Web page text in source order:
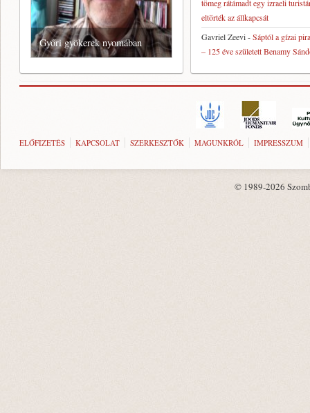
Győri gyökerek nyomában
tömeg rátámadt egy izraeli
eltörték az állkapcsát
Gavriel Zeevi-Sáptól a gízai
– 125 éve született Benamy
ELŐFIZETÉS KAPCSOLAT SZERKESZTŐK MAGUNKRÓL IMPRESSZUM
© 1989-2026